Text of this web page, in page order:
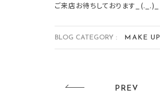
ご来店お待ちしております_(._.)_
BLOG CATEGORY : MAKE UP
PREV